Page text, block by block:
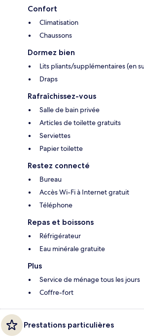
Confort
Climatisation
Chaussons
Dormez bien
Lits pliants/supplémentaires (en
Draps
Rafraîchissez-vous
Salle de bain privée
Articles de toilette gratuits
Serviettes
Papier toilette
Restez connecté
Bureau
Accès Wi-Fi à Internet gratuit
Téléphone
Repas et boissons
Réfrigérateur
Eau minérale gratuite
Plus
Service de ménage tous les jours
Coffre-fort
Prestations particulières